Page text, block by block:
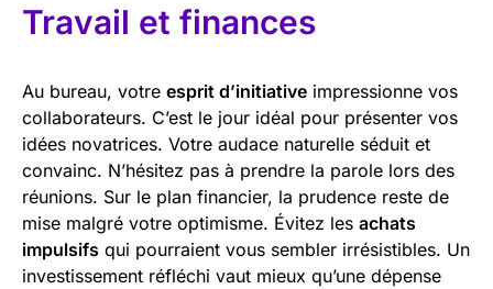
Travail et finances
Au bureau, votre esprit d’initiative impressionne vos
collaborateurs. C’est le jour idéal pour présenter vos
idées novatrices. Votre audace naturelle séduit et
convainc. N’hésitez pas à prendre la parole lors des
réunions. Sur le plan financier, la prudence reste de
mise malgré votre optimisme. Évitez les achats
impulsifs qui pourraient vous sembler irrésistibles. Un
investissement réfléchi vaut mieux qu’une dépense